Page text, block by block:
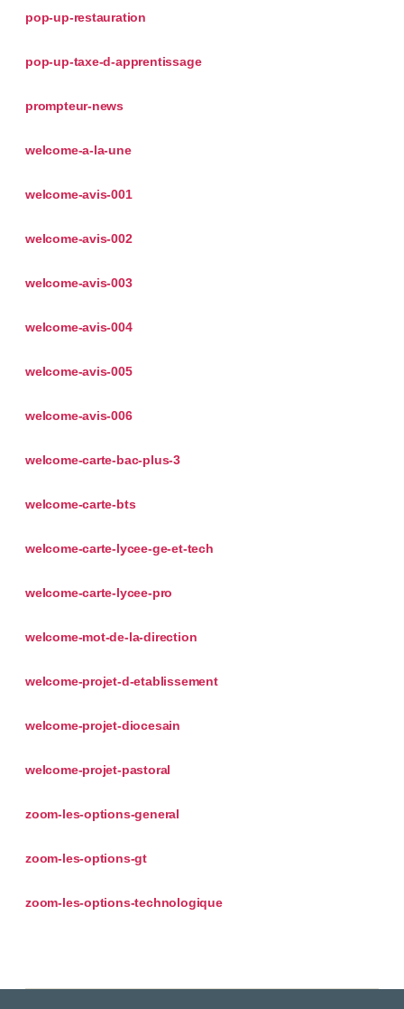
pop-up-restauration
pop-up-taxe-d-apprentissage
prompteur-news
welcome-a-la-une
welcome-avis-001
welcome-avis-002
welcome-avis-003
welcome-avis-004
welcome-avis-005
welcome-avis-006
welcome-carte-bac-plus-3
welcome-carte-bts
welcome-carte-lycee-ge-et-tech
welcome-carte-lycee-pro
welcome-mot-de-la-direction
welcome-projet-d-etablissement
welcome-projet-diocesain
welcome-projet-pastoral
zoom-les-options-general
zoom-les-options-gt
zoom-les-options-technologique